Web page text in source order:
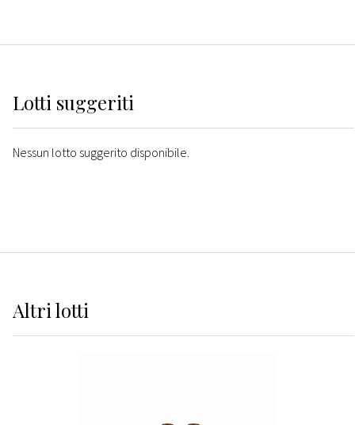
Lotti suggeriti
Nessun lotto suggerito disponibile.
Altrilotti